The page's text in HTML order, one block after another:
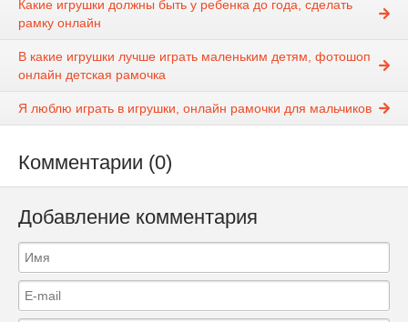
Какие игрушки должны быть у ребенка до года, сделать
рамку онлайн
В какие игрушки лучше играть маленьким детям, фотошоп
онлайн детская рамочка
Я люблю играть в игрушки, онлайн рамочки для мальчиков
Комментарии (0)
Добавление комментария